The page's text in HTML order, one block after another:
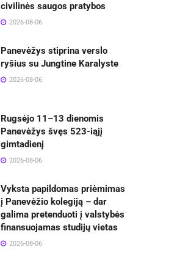
civilinės saugos pratybos
2026-08-06
Panevėžys stiprina verslo
ryšius su Jungtine Karalyste
2026-08-06
Rugsėjo 11–13 dienomis
Panevėžys švęs 523-iąjį
gimtadienį
2026-08-06
Vyksta papildomas priėmimas
į Panevėžio kolegiją – dar
galima pretenduoti į valstybės
finansuojamas studijų vietas
2026-08-06